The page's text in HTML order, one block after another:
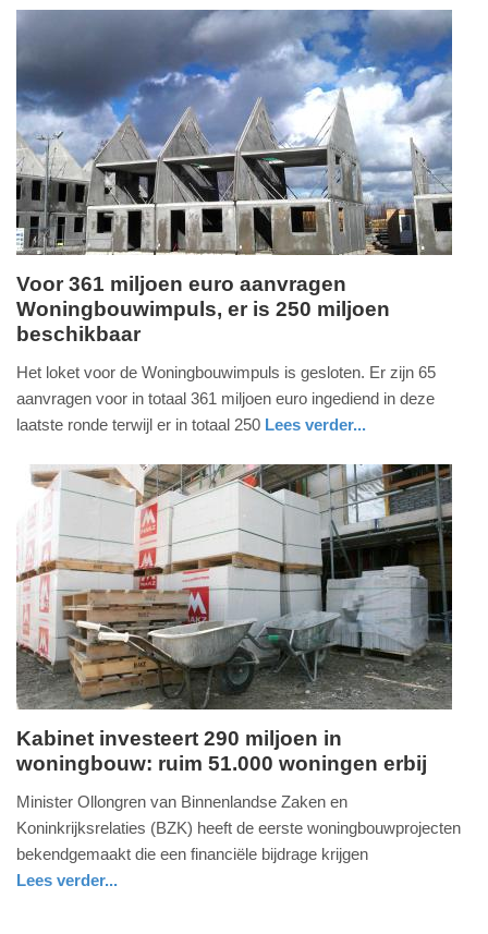
21:24
Update:
09-
04-
2025
09:10
holland
dinsdag,
21.
Update:
09-
04-
2025
09:10
Voor 361 miljoen euro aanvragen
Woningbouwimpuls, er is 250 miljoen
beschikbaar
Het loket voor de Woningbouwimpuls is gesloten. Er zijn 65
aanvragen voor in totaal 361 miljoen euro ingediend in deze
laatste ronde terwijl er in totaal 250 Lees verder...
holland
donderdag,
Kabinet investeert 290 miljoen in
woningbouw: ruim 51.000 woningen erbij
Minister Ollongren van Binnenlandse Zaken en
Koninkrijksrelaties (BZK) heeft de eerste woningbouwprojecten
bekendgemaakt die een financiële bijdrage krijgen
Lees verder...